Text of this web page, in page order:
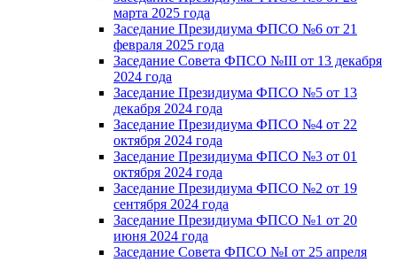
марта 2025 года
Заседание Президиума ФПСО №6 от 21
февраля 2025 года
Заседание Совета ФПСО №III от 13 декабря
2024 года
Заседание Президиума ФПСО №5 от 13
декабря 2024 года
Заседание Президиума ФПСО №4 от 22
октября 2024 года
Заседание Президиума ФПСО №3 от 01
октября 2024 года
Заседание Президиума ФПСО №2 от 19
сентября 2024 года
Заседание Президиума ФПСО №1 от 20
июня 2024 года
Заседание Совета ФПСО №I от 25 апреля